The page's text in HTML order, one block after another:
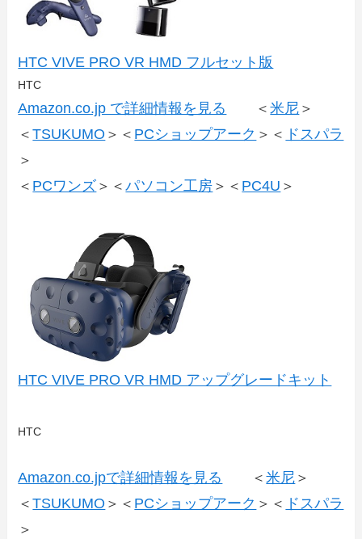
HTC VIVE PRO VR HMD フルセット版
HTC
Amazon.co.jp で詳細情報を見る ＜米尼 ＞
＜TSUKUMO ＞＜ PCショップアーク ＞＜ ドスパラ
＞
＜ PCワンズ ＞＜パソコン工房 ＞＜ PC4U ＞
HTC VIVE PRO VR HMD アップグレードキット
HTC
Amazon.co.jpで詳細情報を見る ＜米尼 ＞
＜TSUKUMO ＞＜ PCショップアーク ＞＜ ドスパラ
＞